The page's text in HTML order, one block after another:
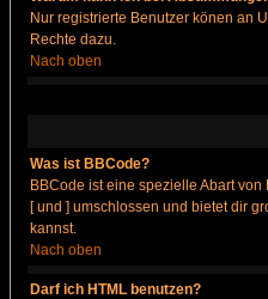
Nur registrierte Benutzer könen an
Rechte dazu.
Nach oben
Was ist BBCode?
BBCode ist eine spezielle Abart
[ und ] umschlossen und bietet dir
kannst.
Nach oben
Darf ich HTML benutzen?